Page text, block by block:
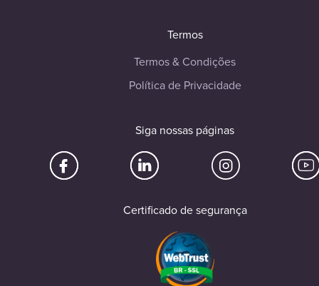
Termos
Termos & Condições
Política de Privacidade
Siga nossas páginas
Certificado de segurança